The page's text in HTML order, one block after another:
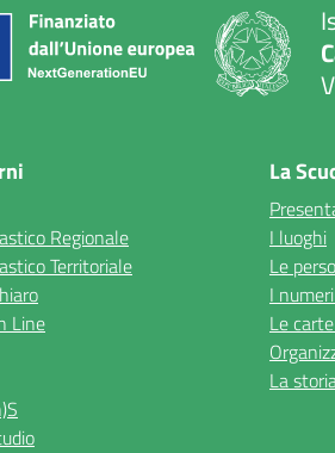
Regionale
Territoriale
Line
La
I luoghi
Le
I
Le
La